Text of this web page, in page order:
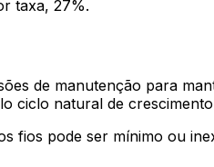
taxa, 27%.
de manutenção para
ciclo natural de
fios pode ser mínimo ou